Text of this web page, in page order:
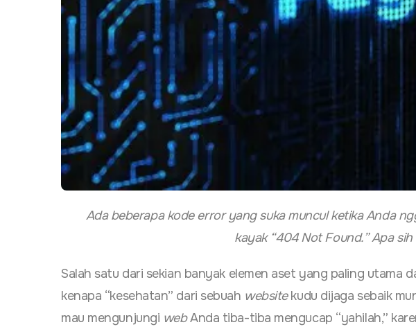
Ada beberapa kode error yang suka muncul ketika Anda
kayak “404 Not Found.” Apa
Salah satu dari sekian banyak elemen aset yang paling utama
kenapa “kesehatan” dari sebuah websitekudu dijaga sebaik
mau mengunjungi webAnda tiba-tiba mengucap “yahilah,”